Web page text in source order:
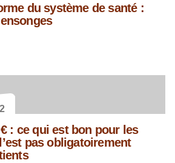
du système de santé :
: ce qui est bon pour les
pas obligatoirement